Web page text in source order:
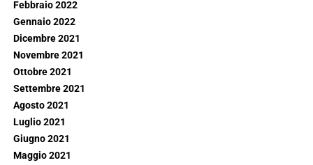
Febbraio 2022
Gennaio 2022
Dicembre 2021
Novembre 2021
Ottobre 2021
Settembre 2021
Agosto 2021
Luglio 2021
Giugno 2021
Maggio 2021